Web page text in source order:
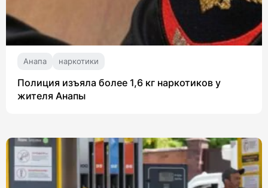
Анапа наркотики
Полиция изъяла более 1,6 кг наркотиков у
жителя Анапы